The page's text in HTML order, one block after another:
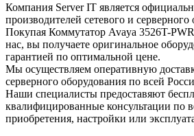
Компания Server IT является
производителей сетевого и серверного
Покупая Коммутатор Avaya 3526T-
нас, вы получаете оригинальное
гарантией по оптимальной цене.
Мы осуществляем оперативную
серверного оборудования по всей
Наши специалисты предоставяют
квалифицированные консультации по
приобретения, настройки или